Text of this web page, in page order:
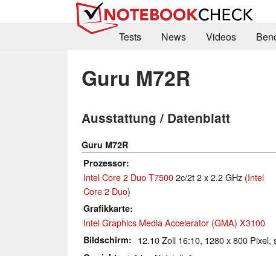
Tests
News Videos
Guru M72R
Ausstattung / Datenblatt
Guru M72R
Prozessor
Intel Core 2 Duo T75002c/2t 2 x 2.2 GHz (Intel
Core 2 Duo)
Grafikkarte
Intel Graphics Media Accelerator (GMA) X3100
Bildschirm 12.10 Zoll 16:10, 1280 x 800 Pixel,